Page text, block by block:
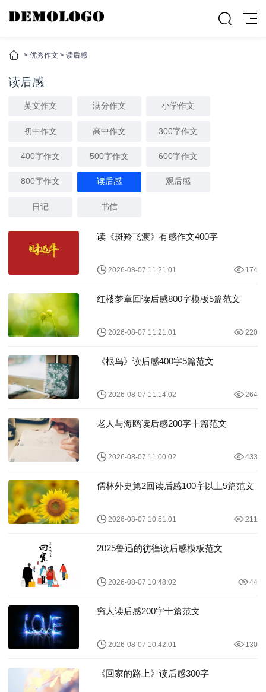
> 优秀作文 > 读后感
读后感
英文作文 满分作文 小学作文
初中作文 高中作文 300字作文
400字作文 500字作文 600字作文
800字作文 读后感 观后感
日记 书信
读《斑羚飞渡》有感作文400字
2026-08-07 11:21:01 174
红楼梦章回读后感800字模板5篇范文
2026-08-07 11:21:01 220
《根鸟》读后感400字5篇范文
2026-08-07 11:14:02 264
老人与海鸥读后感200字十篇范文
2026-08-07 11:00:02 433
儒林外史第2回读后感100字以上5篇范文
2026-08-07 10:51:01 211
2025鲁迅的彷徨读后感模板范文
2026-08-07 10:48:02 44
穷人读后感200字十篇范文
2026-08-07 10:42:01 130
《回家的路上》读后感300字